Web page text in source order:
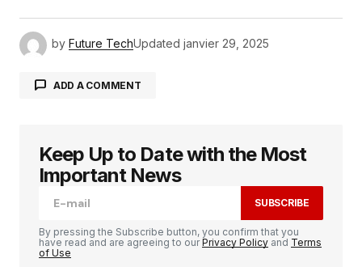
by Future TechUpdated janvier 29, 2025
ADD A COMMENT
Votre adresse e-mail ne sera pas publiée. Les
champs obligatoires sont indiqués avec
Keep Up to Date with the Most
Important News
SUBSCRIBE
By pressing the Subscribe button, you confirm that you
have read and are agreeing to ourPrivacy Policy and Terms
of Use